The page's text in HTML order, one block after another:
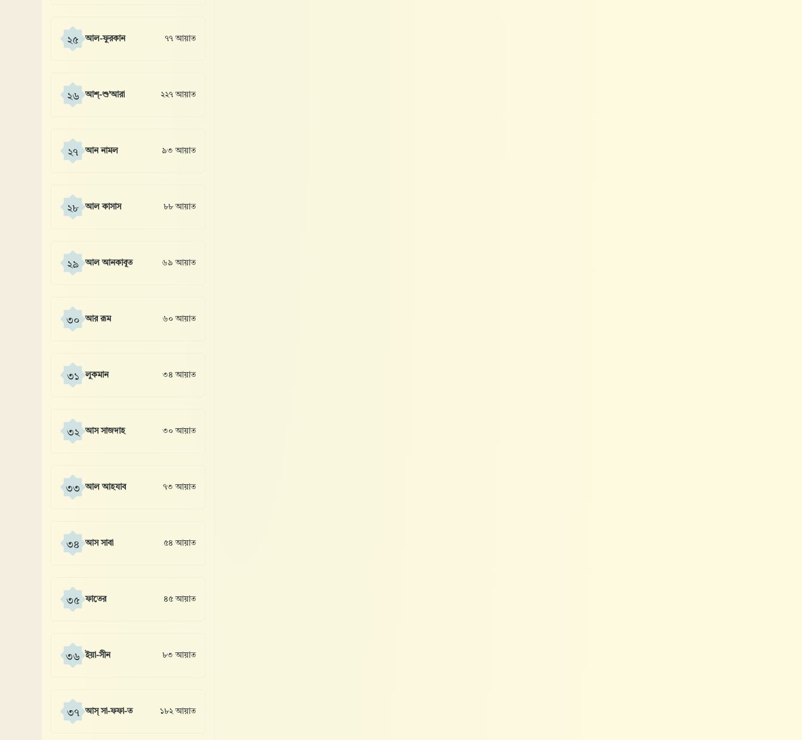
২৫ আল-ফুরকান ৭৭ আয়াত
২৬ আশ্-শু’আরা ২২৭ আয়াত
২৭ আন নামল ৯৩ আয়াত
২৮ আল কাসাস ৮৮ আয়াত
২৯ আল আনকাবূত ৬৯ আয়াত
৩০ আর রূম ৬০ আয়াত
৩১ লুকমান ৩৪ আয়াত
৩২ আস সাজদাহ ৩০ আয়াত
৩৩ আল আহযাব ৭৩ আয়াত
৩৪ আস সাবা ৫৪ আয়াত
৩৫ ফাতের ৪৫ আয়াত
৩৬ ইয়া-সীন ৮৩ আয়াত
৩৭ আস্ সা-ফফা-ত ১৮২ আয়াত